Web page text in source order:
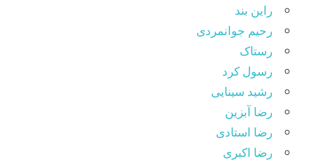
راین بند
رحیم جوانمردی
رستاک
رسول کرد
رشید سینایی
رضا آبزین
رضا استادی
رضا اکبری